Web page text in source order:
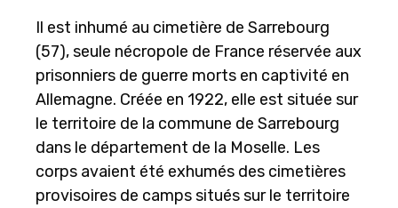
Il est inhumé au cimetière de Sarrebourg
(57), seule nécropole de France réservée aux
prisonniers de guerre morts en captivité en
Allemagne. Créée en 1922, elle est située sur
le territoire de la commune de Sarrebourg
dans le département de la Moselle. Les
corps avaient été exhumés des cimetières
provisoires de camps situés sur le territoire